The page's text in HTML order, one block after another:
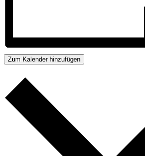
Zum Kalender hinzufügen